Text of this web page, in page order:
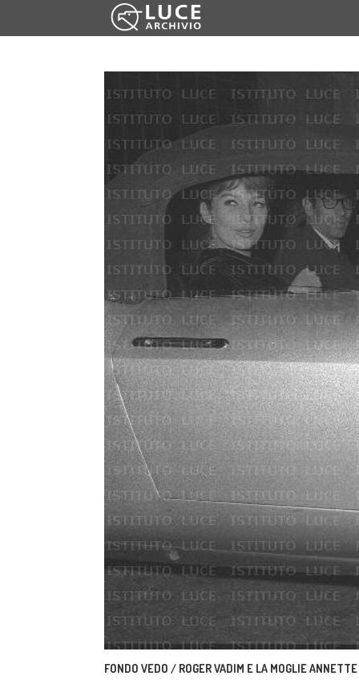
FONDO VEDO / ROGER VADIM E LA MOGLIE